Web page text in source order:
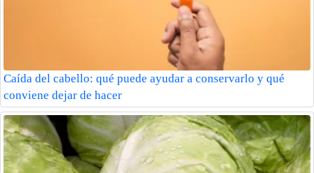
Caída del cabello: qué puede ayudar a conservarlo y qué
conviene dejar de hacer